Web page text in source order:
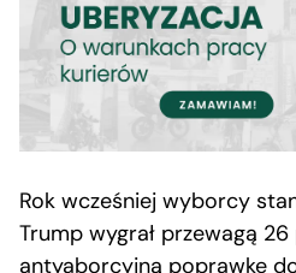
Rok wcześniej wyborcy
Trump wygrał przewagą
antyaborcyjną poprawkę